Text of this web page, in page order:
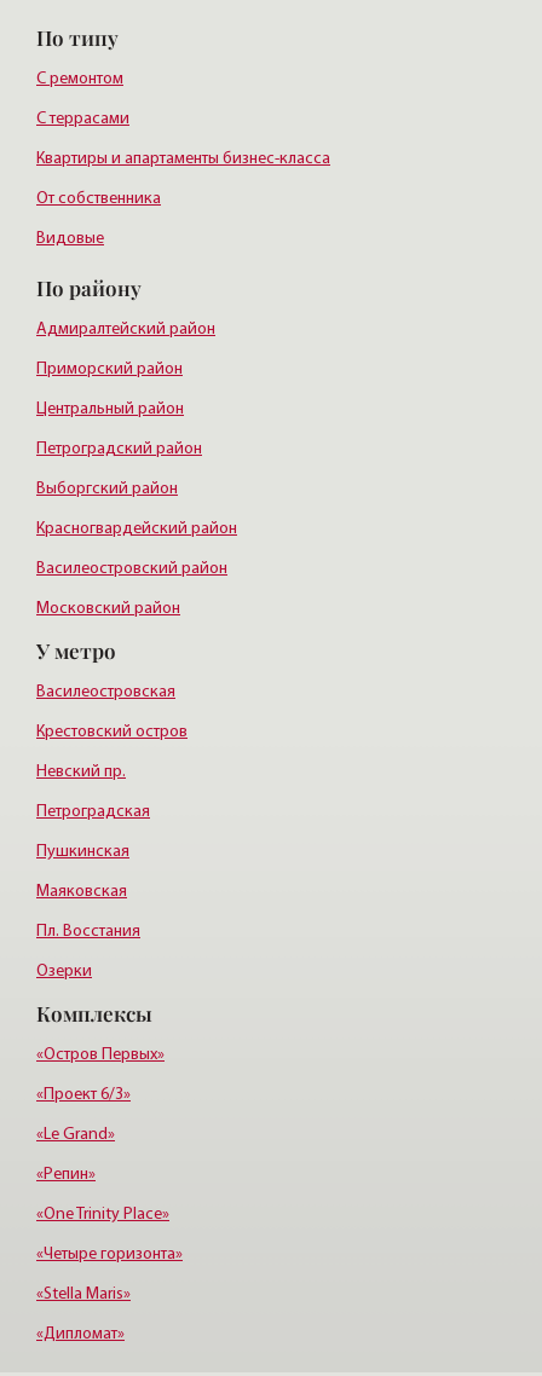
По типу
С ремонтом
С террасами
Квартиры и апартаменты бизнес-класса
От собственника
Видовые
По району
Адмиралтейский район
Приморский район
Центральный район
Петроградский район
Выборгский район
Красногвардейский район
Василеостровский район
Московский район
Курортный район
У метро
Василеостровская
Крестовский остров
Невский пр.
Петроградская
Пушкинская
Маяковская
Пл. Восстания
Озерки
Парк Победы
Беговая
Комплексы
«Остров Первых»
«Проект 6/3»
«Le Grand»
«Репин»
«One Trinity Place»
«Четыре горизонта»
«Stella Maris»
«Дипломат»